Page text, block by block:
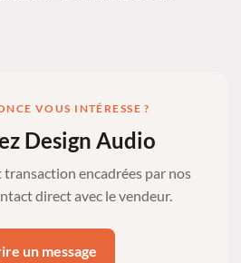
VOUS INTÉRESSE ?
Design Audio
encadrées par nos
direct avec le vendeur.
un message